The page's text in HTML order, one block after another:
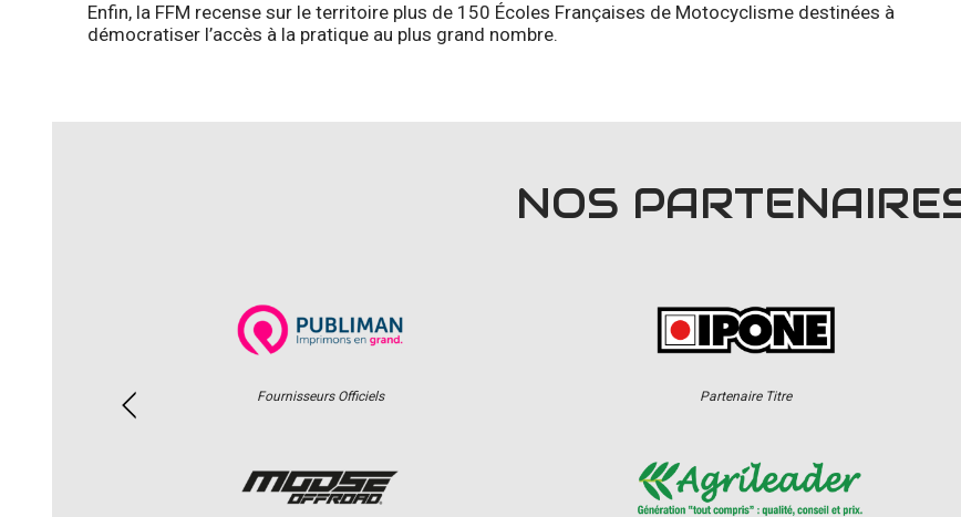
Enfin, la FFM recense sur le territoire plus de 150 Écoles Françaises de Motocyclisme destinées à
démocratiser l’accès à la pratique au plus grand nombre.
NOS
Fournisseurs Officiels Partenaire Titre